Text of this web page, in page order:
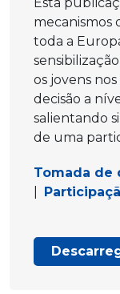
mecanismos
toda a
os jovens
decisão a
salientando
de uma
Tomada de